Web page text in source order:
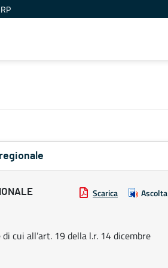
Scarica Ascolta
cui all’art. 19 della l.r. 14 dicembre